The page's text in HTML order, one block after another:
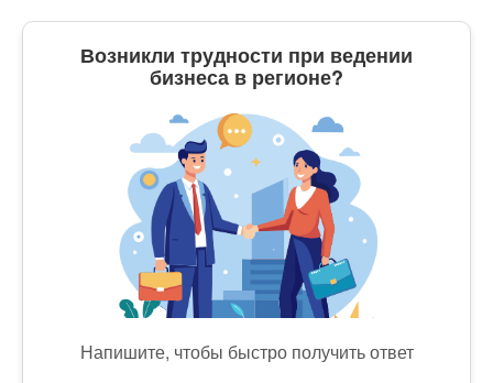
Возникли трудности при ведении
бизнеса в регионе?
Напишите, чтобы быстро получить ответ